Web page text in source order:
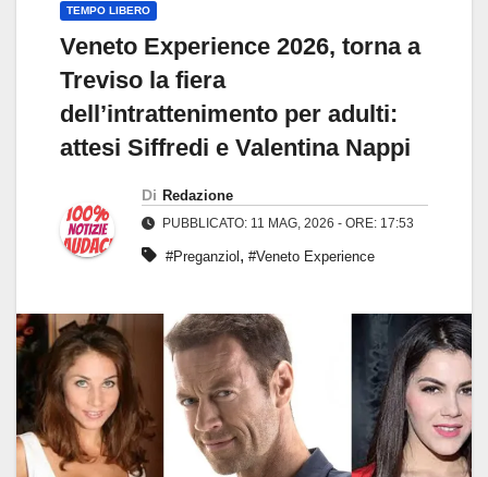
TEMPO LIBERO
Veneto Experience 2026, torna a
Treviso la fiera
dell’intrattenimento per adulti:
attesi Siffredi e Valentina Nappi
Di Redazione
PUBBLICATO: 11 MAG, 2026 - ORE: 17:53
#Preganziol , #Veneto Experience